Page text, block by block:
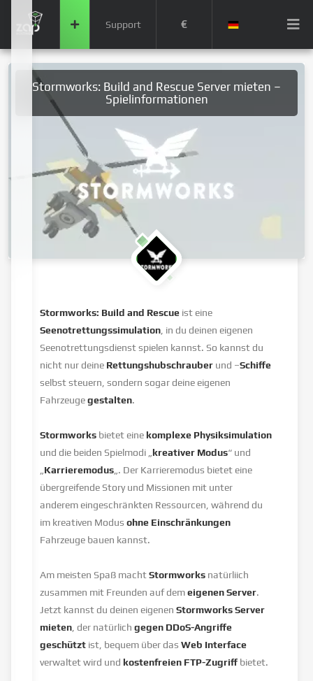
Support €
Stormworks: Build and Rescue Server mieten –
Spielinformationen
Stormworks: Build and Rescue ist eine
Seenotrettungssimulation , in du deinen eigenen
Seenotrettungsdienst spielen kannst. So kannst du
nicht nur deine Rettungshubschrauber und –Schiffe
selbst steuern, sondern sogar deine eigenen
Fahrzeugegestalten.
Stormworks bietet eine komplexe Physiksimulation
und die beiden Spielmodi „ kreativer Modus“ und
Karrieremodus „. Der Karrieremodus bietet eine
übergreifende Story und Missionen mit unter
anderem eingeschränkten Ressourcen, während du
im kreativen Modusohne Einschränkungen
Fahrzeuge bauen kannst.
Am meisten Spaß machtStormworks natürliich
zusammen mit Freunden auf demeigenen Server.
Jetzt kannst du deinen eigenenStormworks Server
mieten , der natürlichgegen DDoS-Angriffe
geschützt ist, bequem über das Web Interface
verwaltet wird und kostenfreien FTP-Zugriff bietet.